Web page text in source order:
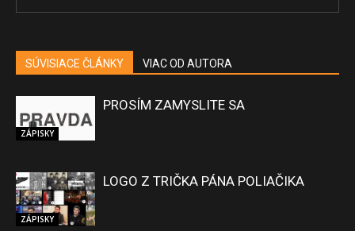
SÚVISIACE ČLÁNKY VIAC OD AUTORA
ZÁPISKY
PROSÍM ZAMYSLITE SA
ZÁPISKY
LOGO Z TRIČKA PÁNA POLIAČIKA